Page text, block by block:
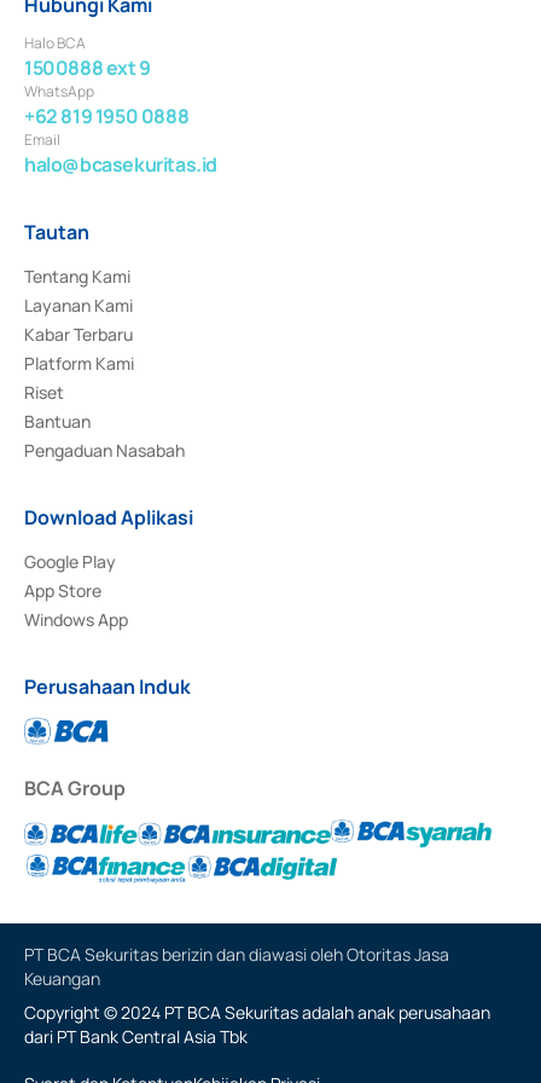
Halo BCA
1500888 ext 9
WhatsApp
+62 819 1950 0888
Email
halo@bcasekuritas.id
Tautan
Tentang Kami
Layanan Kami
Kabar Terbaru
Platform Kami
Riset
Bantuan
Pengaduan Nasabah
Download Aplikasi
Google Play
App Store
Windows App
Perusahaan Induk
BCA Group
PT BCA Sekuritas berizin dan diawasi oleh Otoritas Jasa
Keuangan
Copyright © 2024 PT BCA Sekuritas adalah anak perusahaan
dari PT Bank Central Asia Tbk